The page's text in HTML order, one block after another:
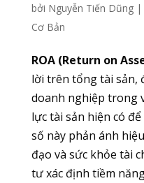
bởi Nguyễn Tiến Dũng|
Cơ Bản
ROA (Return on
lời trên tổng tài sản,
doanh nghiệp trong
lực tài sản hiện có
số này phản ánh
đạo và sức khỏe tài
tư xác định tiềm